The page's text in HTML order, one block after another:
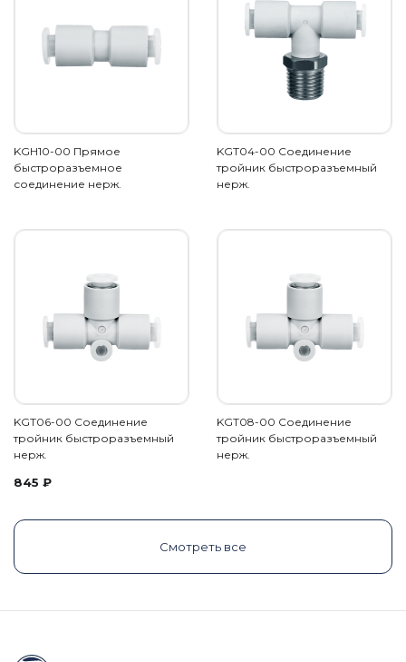
KGH10-00 Прямое
быстроразъемное
соединение нерж.
KGT04-00 Соединение
тройник быстроразъемный
нерж.
KGT06-00 Соединение
тройник быстроразъемный
нерж.
845 ₽
KGT08-00 Соединение
тройник быстроразъемный
нерж.
Смотреть все